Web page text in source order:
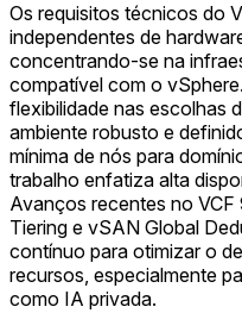
Os requisitos técnicos do
independentes de
concentrando-se na
compatível com o
flexibilidade nas escolhas
ambiente robusto e
mínima de nós para
trabalho enfatiza alta
Avanços recentes no
Tiering e vSAN Global
contínuo para otimizar o
recursos, especialmente
como IA privada.